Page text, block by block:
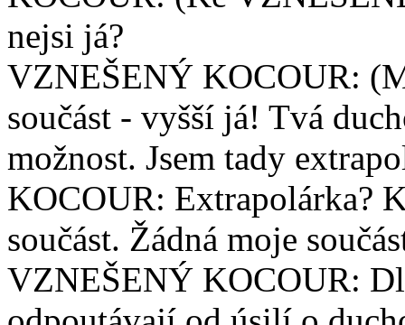
nejsi já?
VZNEŠENÝ KOCOUR:
součást - vyšší já! Tvá
možnost. Jsem tady
KOCOUR: Extrapolárka?
součást. Žádná moje
VZNEŠENÝ KOCOUR: